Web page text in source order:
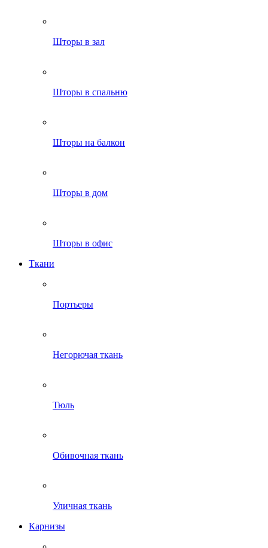
Шторы в зал
Шторы в спальню
Шторы на балкон
Шторы в дом
Шторы в офис
Ткани
Портьеры
Негорючая ткань
Тюль
Обивочная ткань
Уличная ткань
Карнизы